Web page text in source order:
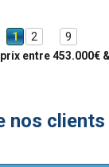
1
entre 453.000€
2 9
nos